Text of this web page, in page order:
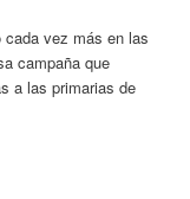
vez más en las
campaña que
a las primarias de